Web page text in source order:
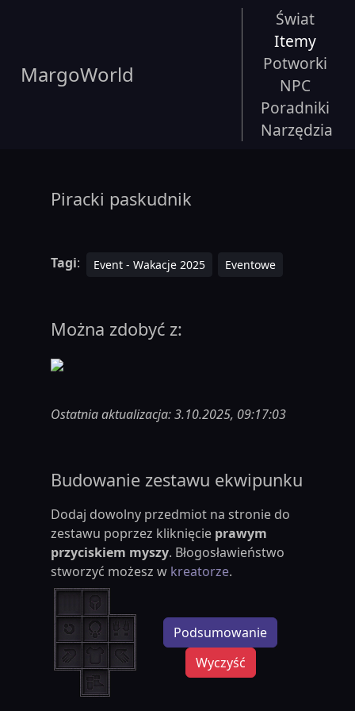
MargoWorld
Świat
Itemy
Potworki
NPC
Poradniki
Narzędzia
Piracki paskudnik
Tagi: Event - Wakacje 2025 Eventowe
Można zdobyć z:
Ostatnia aktualizacja: 3.10.2025, 09:17:03
Budowanie zestawu ekwipunku
Dodaj dowolny przedmiot na stronie do
zestawu poprzez kliknięcie prawym
przyciskiem myszy. Błogosławieństwo
stworzyć możesz w kreatorze.
Podsumowanie
Wyczyść